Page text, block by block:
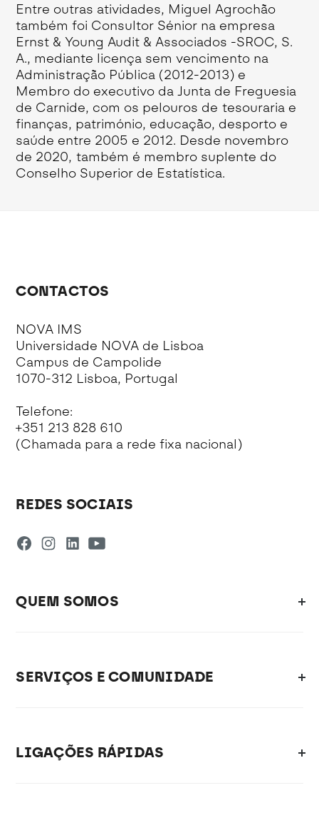
Entre outras atividades, Miguel Agrochão
também foi Consultor Sénior na empresa
Ernst & Young Audit & Associados -SROC, S.
A., mediante licença sem vencimento na
Administração Pública (2012-2013) e
Membro do executivo da Junta de Freguesia
de Carnide, com os pelouros de tesouraria e
finanças, património, educação, desporto e
saúde entre 2005 e 2012. Desde novembro
de 2020, também é membro suplente do
Conselho Superior de Estatística.
CONTACTOS
NOVA IMS
Universidade NOVA de Lisboa
Campus de Campolide
1070-312 Lisboa, Portugal
Telefone:
+351 213 828 610
(Chamada para a rede fixa nacional)
REDES SOCIAIS
QUEM SOMOS
SERVIÇOS E COMUNIDADE
LIGAÇÕES RÁPIDAS